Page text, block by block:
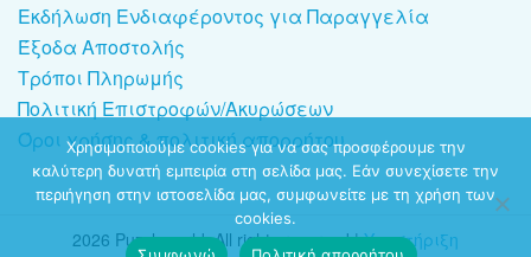
Εκδήλωση Ενδιαφέροντος για Παραγγελία
Έξοδα Αποστολής
Τρόποι Πληρωμής
Πολιτική Επιστροφών/Ακυρώσεων
Όροι χρήσης & πολιτική απορρήτου
2026 Puzzleworld. All rights reserved |Υποστήριξη
Χρησιμοποιούμε cookies για να σας προσφέρουμε την
καλύτερη δυνατή εμπειρία στη σελίδα μας. Εάν συνεχίσετε την
περιήγηση στην ιστοσελίδα μας, συμφωνείτε με τη χρήση των
cookies.